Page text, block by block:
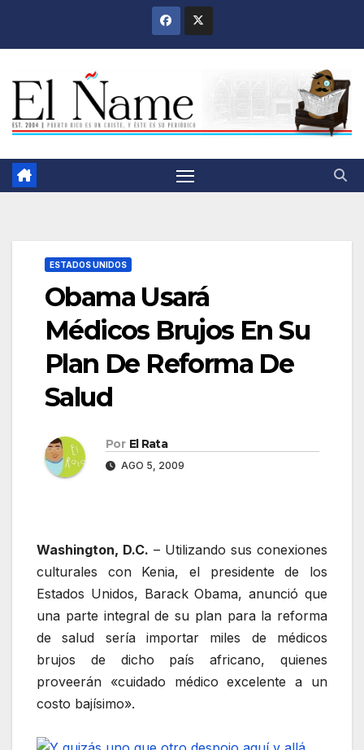
ESTADOS UNIDOS
Obama Usará
Médicos Brujos En Su
Plan De Reforma De
Salud
Por El Rata
AGO 5, 2009
Washington, D.C. – Utilizando sus conexiones
culturales con Kenia, el presidente de los
Estados Unidos, Barack Obama, anunció que
una parte integral de su plan para la reforma
de salud sería importar miles de médicos
brujos de dicho país africano, quienes
proveerán «cuidado médico excelente a un
costo bajísimo».